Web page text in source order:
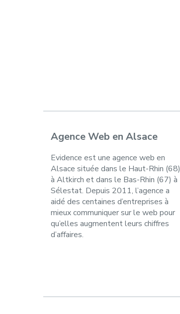
Agence Web en Alsace
Evidence est une agence web en
Alsace située dans le Haut-Rhin (68)
à Altkirch et dans le Bas-Rhin (67) à
Sélestat. Depuis 2011, l’agence a
aidé des centaines d’entreprises à
mieux communiquer sur le web pour
qu’elles augmentent leurs chiffres
d’affaires.